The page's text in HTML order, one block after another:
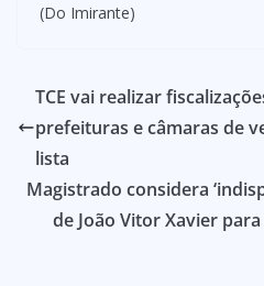
(Do Imirante)
TCE vai realizar
prefeituras e câmaras de
lista
Magistrado considera
de João Vitor Xavier